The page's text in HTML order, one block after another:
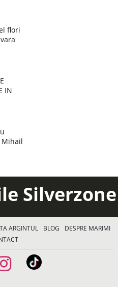
flori
IN
Silverzone
ARGINTUL BLOG
DESPRE MARIMI